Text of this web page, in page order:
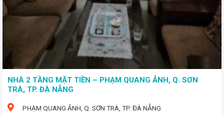
NHÀ 2 TẦNG MẶT TIỀN – PHẠM QUANG ẢNH, Q. SƠN
TRÀ, TP. ĐÀ NẴNG
PHẠM QUANG ẢNH, Q. SƠN TRÀ, TP. ĐÀ NẴNG